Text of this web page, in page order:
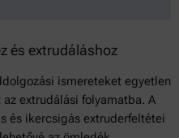
és extrudáláshoz
ismereteket egyetlen
extrudálási folyamatba. A
és ikercsigás extruderfeltétei